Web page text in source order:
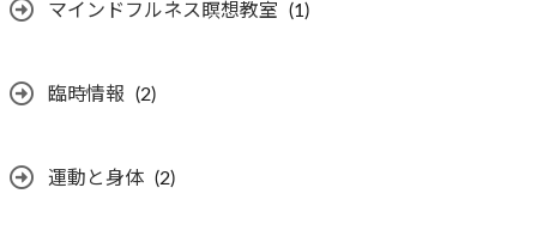
マインドフルネス瞑想教室 (1)
臨時情報 (2)
運動と身体 (2)